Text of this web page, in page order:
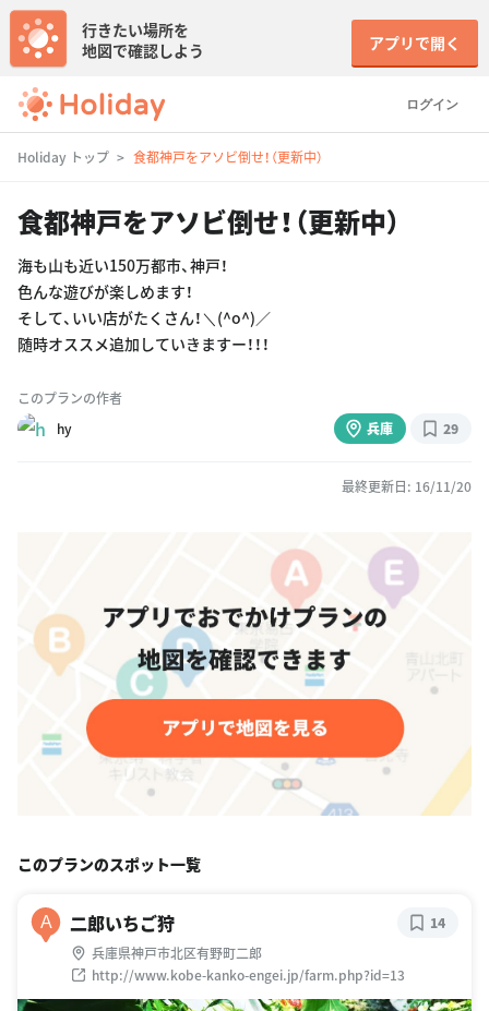
ログイン
行きたい場所を
地図で確認しよう
アプリで開く
Holiday トップ 食都神戸をアソビ倒せ！（更新中）
食都神戸をアソビ倒せ！（更新中）
海も山も近い150万都市、神戸！
色んな遊びが楽しめます！
そして、いい店がたくさん！＼(^o^)／
随時オススメ追加していきますー！！！
このプランの作者
hy
兵庫 29
最終更新日: 16/11/20
このプランのスポット一覧
A 二郎いちご狩
兵庫県神戸市北区有野町二郎
http://www.kobe-kanko-engei.jp/farm.php?id=13
14